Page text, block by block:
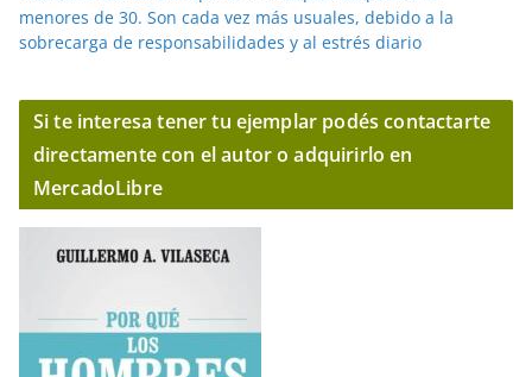
menores de 30. Son cada vez más usuales, debido a la
sobrecarga de responsabilidades y al estrés diario
Si te interesa tener tu ejemplar podés contactarte
directamente con el autor o adquirirlo en
MercadoLibre